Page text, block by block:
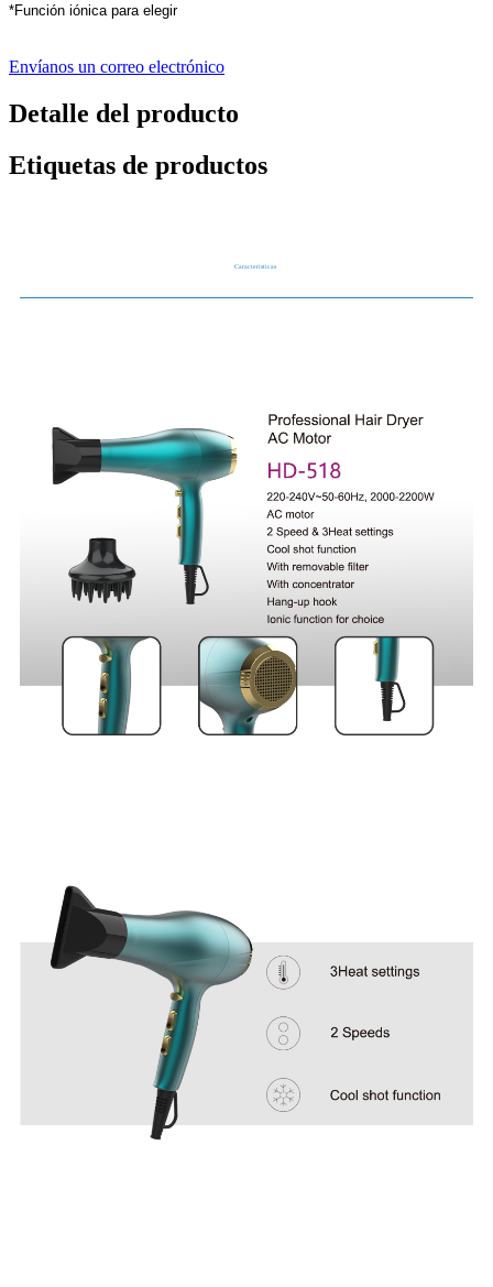
*Función iónica para elegir
Envíanos un correo electrónico
Detalle del producto
Etiquetas de productos
Características